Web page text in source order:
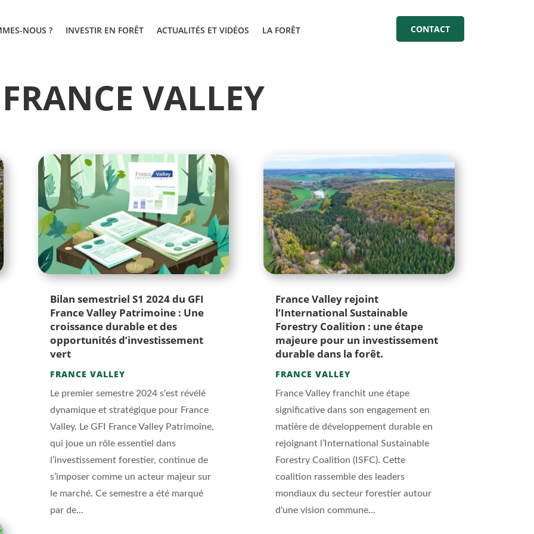
NOUS ? INVESTIR EN FORÊT ACTUALITÉS ET VIDÉOS LA FORÊT CONTACT
FRANCE VALLEY
Bilan semestriel S1 2024 du GFI
France Valley Patrimoine : Une
croissance durable et des
opportunités d’investissement
vert
FRANCE VALLEY
Le premier semestre 2024 s'est révélé
dynamique et stratégique pour France
Valley. Le GFI France Valley Patrimoine,
qui joue un rôle essentiel dans
l’investissement forestier, continue de
s’imposer comme un acteur majeur sur
le marché. Ce semestre a été marqué
par de...
France Valley rejoint
l’International Sustainable
Forestry Coalition : une étape
majeure pour un investissement
durable dans la forêt.
FRANCE VALLEY
France Valley franchit une étape
significative dans son engagement en
matière de développement durable en
rejoignant l’International Sustainable
Forestry Coalition (ISFC). Cette
coalition rassemble des leaders
mondiaux du secteur forestier autour
d'une vision commune...